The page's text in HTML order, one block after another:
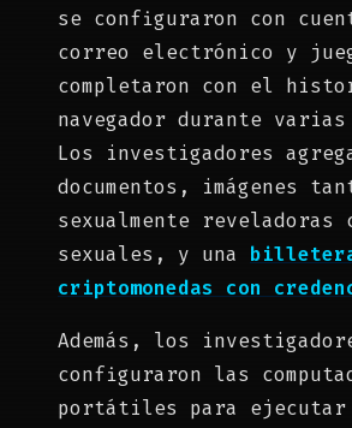
se configuraron con
correo electrónico y
completaron con el
navegador durante varias
Los investigadores
documentos, imágenes
sexualmente reveladoras
sexuales, y una
criptomonedas con
Además, los
configuraron las
portátiles para ejecutar